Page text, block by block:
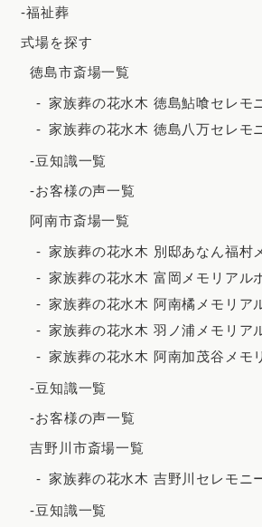
2023年11月
2023年10月
2023年9月
2023年8月
2023年7月
2023年6月
2023年3月
2023年2月
2023年1月
2022年12月
2022年11月
-福祉葬
式場を探す
徳島市斎場一覧
家族葬の花水木 徳島鮎喰セレモ
家族葬の花水木 徳島八万セレモ
-豆知識一覧
-お客様の声一覧
阿南市斎場一覧
家族葬の花水木 別邸あなん福村
家族葬の花水木 富岡メモリアル
家族葬の花水木 阿南橘メモリア
家族葬の花水木 羽ノ浦メモリア
家族葬の花水木 阿南加茂谷メモ
-豆知識一覧
-お客様の声一覧
吉野川市斎場一覧
家族葬の花水木 吉野川セレモニ
-豆知識一覧